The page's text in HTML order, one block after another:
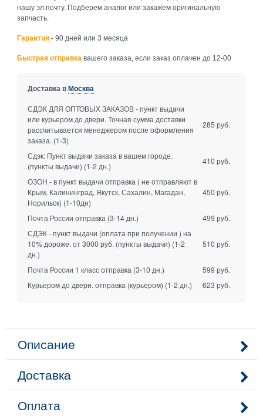
нашу эл.почту. Подберем аналог или закажем оригинальную
запчасть.
Гарантия - 90 дней или 3 месяца
Быстрая отправка вашего заказа, если заказ оплачен до 12-00
Доставка вМосква
СДЭК ДЛЯ ОПТОВЫХ ЗАКАЗОВ - пункт выдачи
или курьером до двери. Точная сумма доставки
рассчитывается менеджером после оформления
заказа. (1-3)
285 руб.
Сдэк: Пункт выдачи заказа в вашем городе.
(пункты выдачи) (1-2 дн.)
410 руб.
ОЗОН - в пункт выдачи отправка ( не отправляют в
Крым, Калининград, Якутск, Сахалин, Магадан,
Норильск) (1-10дн)
450 руб.
Почта России отправка (3-14 дн.)
499 руб.
СДЭК - пункт выдачи (оплата при получении ) на
10% дороже. от 3000 руб. (пункты выдачи) (1-2
дн.)
510 руб.
Почта России 1 класс отправка (3-10 дн.)
599 руб.
Курьером до двери. отправка (курьером) (1-2 дн.) 623 руб.
Описание
Доставка
Оплата